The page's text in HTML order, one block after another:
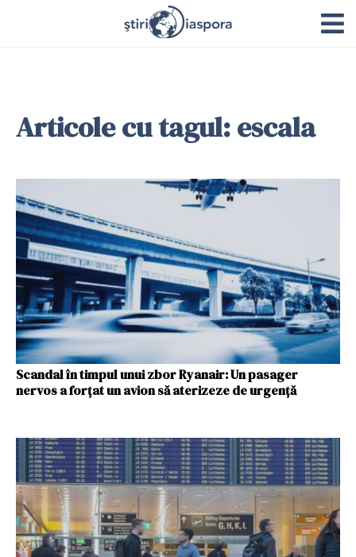
Articole cu tagul: escala
Scandal în timpul unui zbor Ryanair: Un pasager
nervos a forțat un avion să aterizeze de urgență